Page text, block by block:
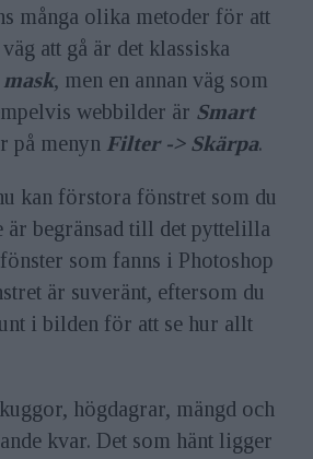
många olika metoder för att
att gå är det klassiska
, men en annan väg som
webbilder är Smart
på menyn Filter -> Skärpa.
kan förstora fönstret som du
begränsad till det pyttelilla
som fanns i Photoshop
är suveränt, eftersom du
i bilden för att se hur allt
högdagrar, mängd och
kvar. Det som hänt ligger